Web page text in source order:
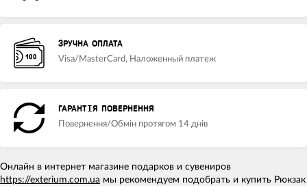
ЗРУЧНА ОПЛАТА
Visa/MasterCard, Наложенный платеж
ГАРАНТІЯ ПОВЕРНЕННЯ
Повернення/Обмін протягом 14 днів
Онлайн в интернет магазине подарков и сувениров
https://exterium.com.ua мы рекомендуем подобрать и купить Рюкзак